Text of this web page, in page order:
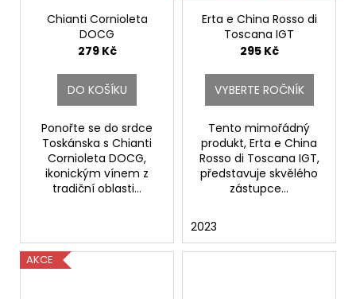
Chianti Cornioleta
DOCG
Fattoria di Basciano
279 Kč
DO KOŠÍKU
Ponořte se do srdce
Toskánska s Chianti
Cornioleta DOCG,
ikonickým vínem z
tradiční oblasti...
Erta e China Rosso di
Toscana IGT
Fattoria di Basciano
295 Kč
VYBERTE ROČNÍK
Tento mimořádný
produkt, Erta e China
Rosso di Toscana IGT,
představuje skvělého
zástupce...
2023
AKCE